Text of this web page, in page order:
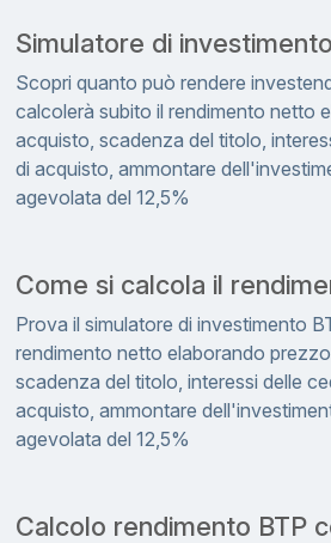
Simulatore di
Scopri quanto può rendere
calcolerà subito il rendimento netto
acquisto, scadenza del titolo,
di acquisto, ammontare
agevolata del 12,5%
Come si calcola il
Prova il simulatore di investimento
rendimento netto elaborando
scadenza del titolo, interessi delle
acquisto, ammontare
agevolata del 12,5%
Calcolo rendimento BTP